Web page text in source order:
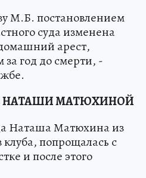
М.Б. постановлением
суда изменена
арест,
за год до смерти, -
НАТАШИ МАТЮХИНОЙ
Наташа Матюхина из
попрощалась с
и после этого